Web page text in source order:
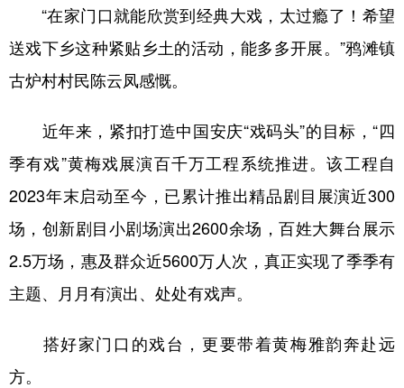
多语种频道
English Español Français عربى
Русский язык
Deutsch Português
“在家门口就能欣赏到经典大戏，太过瘾了！希望
送戏下乡这种紧贴乡土的活动，能多多开展。”鸦滩镇
古炉村村民陈云凤感慨。
近年来，紧扣打造中国安庆“戏码头”的目标，“四
季有戏”黄梅戏展演百千万工程系统推进。该工程自
2023年末启动至今，已累计推出精品剧目展演近300
场，创新剧目小剧场演出2600余场，百姓大舞台展示
2.5万场，惠及群众近5600万人次，真正实现了季季有
主题、月月有演出、处处有戏声。
搭好家门口的戏台，更要带着黄梅雅韵奔赴远
方。